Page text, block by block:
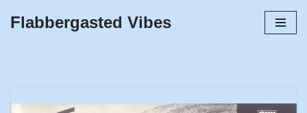
Flabbergasted Vibes